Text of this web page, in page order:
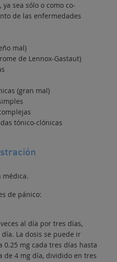
sea sólo o como co-
de las enfermedades
mal)
de Lennox-Gastaut)
(gran mal)
tónico-clónicas
médica.
de pánico:
al día por tres días,
La dosis se puede ir
0.25 mg cada tres días hasta
de 4 mg día, dividido en tres